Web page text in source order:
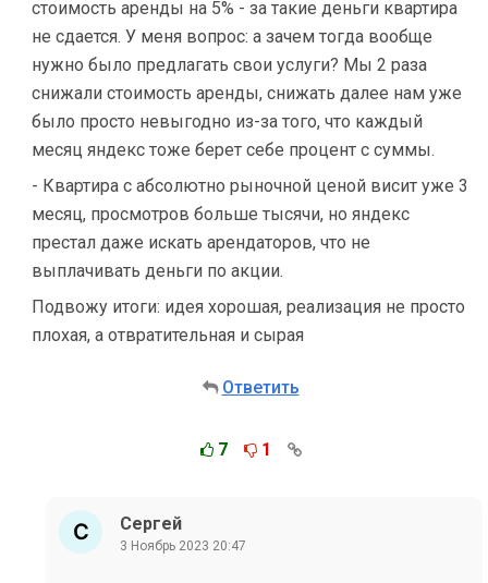
стоимость аренды на 5% - за такие деньги квартира
не сдается. У меня вопрос: а зачем тогда вообще
нужно было предлагать свои услуги? Мы 2 раза
снижали стоимость аренды, снижать далее нам уже
было просто невыгодно из-за того, что каждый
месяц яндекс тоже берет себе процент с суммы.
- Квартира с абсолютно рыночной ценой висит уже 3
месяц, просмотров больше тысячи, но яндекс
престал даже искать арендаторов, что не
выплачивать деньги по акции.
Подвожу итоги: идея хорошая, реализация не просто
плохая, а отвратительная и сырая
Ответить
7 1
Сергей
3 Ноябрь 2023 20:47